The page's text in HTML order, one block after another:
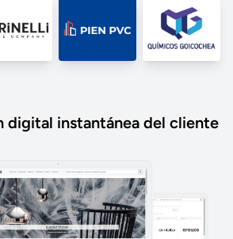
digital instantánea del cliente